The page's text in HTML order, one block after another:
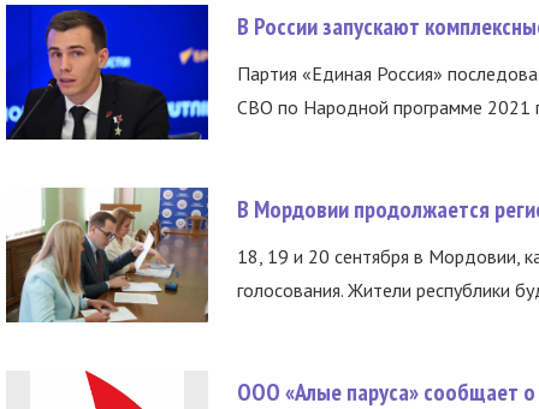
В России запускают
Партия «Единая Россия»
СВО по Народной программе 2021
В Мордовии продолжается
18, 19 и 20 сентября в Мордовии,
голосования. Жители республики
ООО «Алые паруса» сообщает о